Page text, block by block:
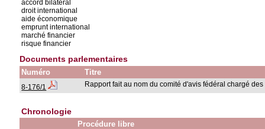
accord bilatéral
droit international
aide économique
emprunt international
marché financier
risque financier
Documents parlementaires
Numéro Titre
8-176/1 Rapport fait au nom du comité d'avis fédéral chargé
Chronologie
Procédure libre